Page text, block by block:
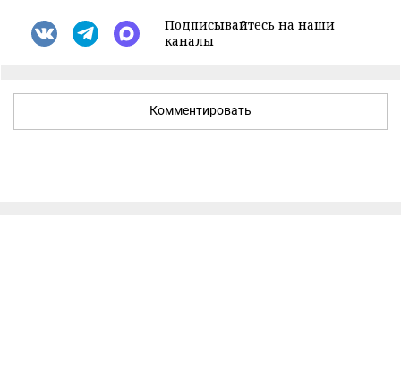
Подписывайтесь на наши
каналы
Комментировать